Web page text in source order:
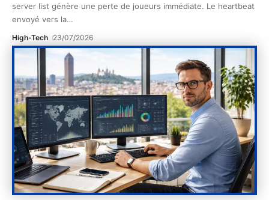
server list génère une perte de joueurs immédiate. Le heartbeat
envoyé vers la…
High-Tech 23/07/2026